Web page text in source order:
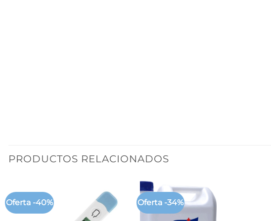
PRODUCTOS RELACIONADOS
Oferta -40% Oferta -34%